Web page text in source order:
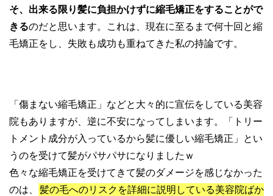
そ、出来る限り髪に負担かけずに縮毛矯正をすることがで
きるのだと思います。これは、現在に至るまで何十回と縮
毛矯正をし、失敗も成功も重ねてきた私の持論です。
「傷まない縮毛矯正」などと大々的に宣伝をしている美容
院もありますが、逆に不安になってしまいます。「トリー
トメント成分が入っているから髪に優しい縮毛矯正」とい
うのを受けて髪がパサパサになりましたｗ
色々な縮毛矯正を受けてきて髪のダメージを感じなかった
のは、
髪の毛へのリスクを詳細に説明している美容院ばか